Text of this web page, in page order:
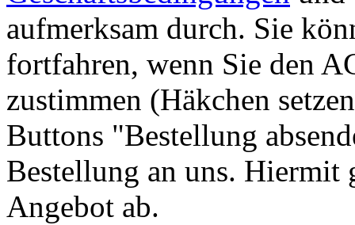
aufmerksam durch. Sie
fortfahren, wenn Sie den
zustimmen (Häkchen
Buttons "Bestellung
Bestellung an uns. Hiermit
Angebot ab.